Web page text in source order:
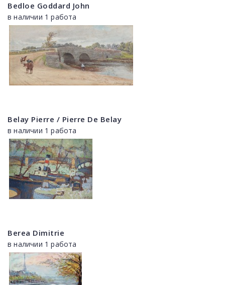
Bedloe Goddard John
в наличии 1 работа
Belay Pierre / Pierre De Belay
в наличии 1 работа
Berea Dimitrie
в наличии 1 работа